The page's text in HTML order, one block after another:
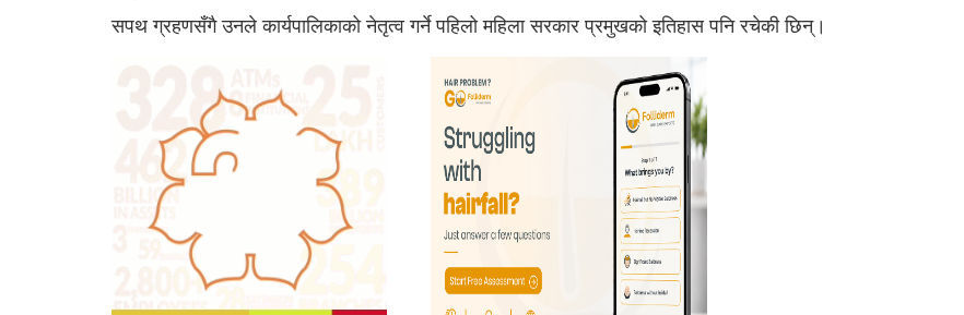
सपथ ग्रहणसँगै उनले कार्यपालिकाको नेतृत्व गर्ने पहिलो महिला सरकार प्रमुखको इतिहास पनि रचेकी छिन्।